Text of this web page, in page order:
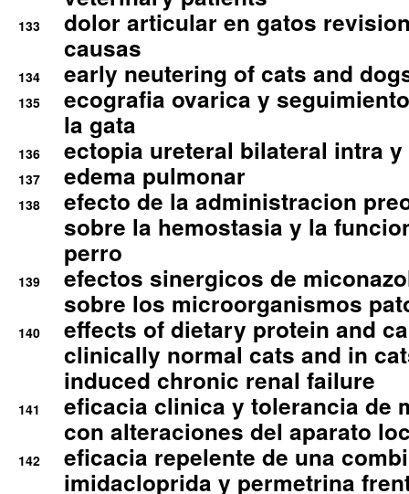
133
dolor articular en gatos
causas
134 early neutering of cats and
135
ecografia ovarica y
la gata
136 ectopia ureteral bilateral intra
137 edema pulmonar
138
efecto de la administracion
sobre la hemostasia y la
perro
139
efectos sinergicos de
sobre los microorganismos
140
effects of dietary protein and
clinically normal cats and in
induced chronic renal failure
141
eficacia clinica y tolerancia de
con alteraciones del aparato
142
eficacia repelente de una
imidacloprida y permetrina